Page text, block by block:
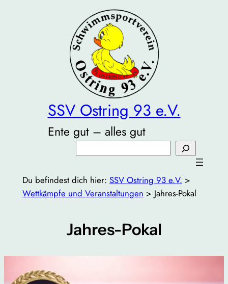
SSV Ostring 93 e.V.
Ente gut – alles gut
Du befindest dich hier: SSV Ostring 93 e.V. >
Wettkämpfe und Veranstaltungen > Jahres-Pokal
Jahres-Pokal